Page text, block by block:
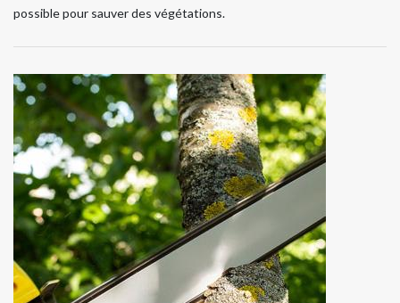
possible pour sauver des végétations.